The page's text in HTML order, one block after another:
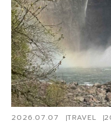
2026.07.07 TRAVEL